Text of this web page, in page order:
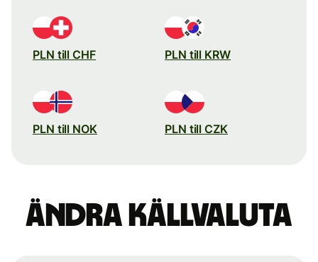
PLN till CHF PLN till KRW
PLN till NOK PLN till CZK
Ändra källvaluta